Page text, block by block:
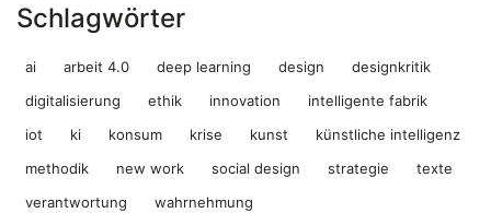
Schlagwörter
ai arbeit 4.0 deep learning design
designkritik
digitalisierung
ethik innovation
intelligente fabrik
iot
ki konsum krise kunst
künstliche intelligenz
methodik
new work social design strategie
texte
verantwortung
wahrnehmung